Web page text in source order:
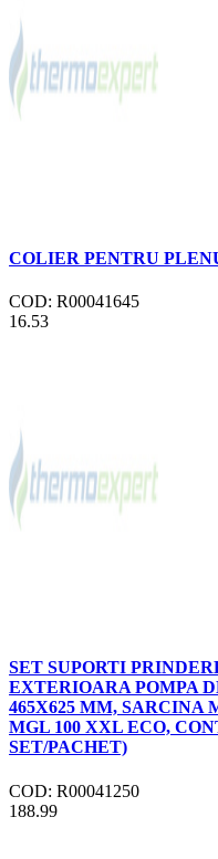
COLIER PENTRU
COD: R00041645
16.53
SET SUPORTI
EXTERIOARA POMPA
465X625 MM, SARCINA
MGL 100 XXL ECO,
SET/PACHET)
COD: R00041250
188.99